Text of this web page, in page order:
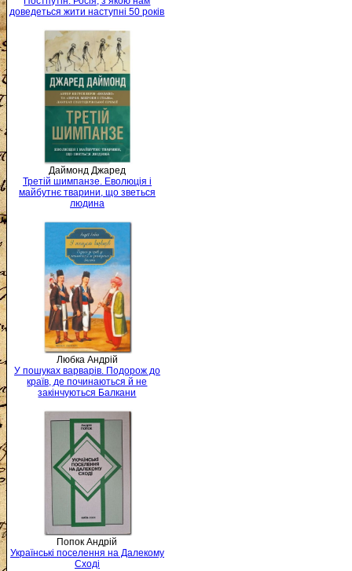
доведеться жити наступні 50 років
Даймонд Джаред
Третій шимпанзе. Еволюція і
майбутнє тварини, що зветься
людина
Любка Андрій
У пошуках варварів. Подорож до
країв, де починаються й не
закінчуються Балкани
Попок Андрій
Українські поселення на Далекому
Сході